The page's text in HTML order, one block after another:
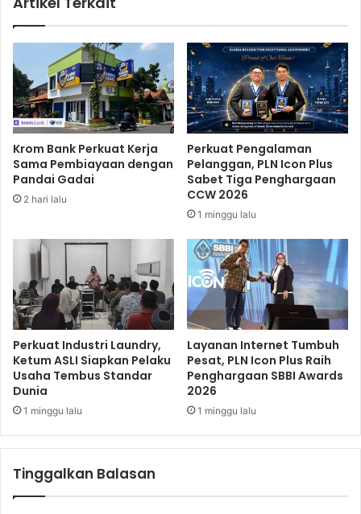
n
g
k
u
t
a
n
D
a
a
,
d
a
p
a
a
n
L
B
k
u
r
a
n
g
R
p
l
Krom Bank Perkuat Kerja
Sama Pembiayaan dengan
Pandai Gadai
2 hari lalu
Perkuat Pengalaman
Pelanggan, PLN Icon Plus
Sabet Tiga Penghargaan
CCW 2026
1 minggu lalu
Perkuat Industri Laundry,
Ketum ASLI Siapkan Pelaku
Usaha Tembus Standar
Dunia
1 minggu lalu
Layanan Internet Tumbuh
Pesat, PLN Icon Plus Raih
Penghargaan SBBI Awards
2026
1 minggu lalu
Tinggalkan Balasan